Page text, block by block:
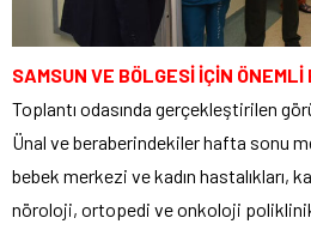
SAMSUN VE BÖLGESİ İÇİN ÖNEMLİ
Toplantı odasında gerçekleştirilen
Ünal ve beraberindekiler hafta sonu
bebek merkezi ve kadın hastalıkları,
nöroloji, ortopedi ve onkoloji